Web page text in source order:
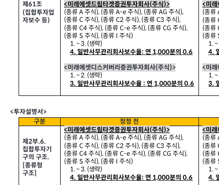
제61조
(집합투자업
자보수 등)
<미래에셋드림타겟증권투자회사(주식)>
(종류 A주식), (종류A-e주식), (종류AG 주식),
(종류C주식), (종류C2 주식), (종류C3 주식),
(종류C4주식), (종류C-e주식), (종류CG 주식),
(종류S주식), (종류 I 주식)
1. ~ 3. (생략)
4.일반사무관리회사보수율:연 1,000분의 0.6
<미래에셋디스커버리증권투자회사(주식)>
1. ~ 2. (생략)
3.일반사무관리회사보수율 :연 1,000분의 0.6
<미
(종류
(종류
(종류
(종류
1.
4.
<미
1.
3.
<투자설명서>
구분
정정 전
제2부.6.
집합투자기
구의 구조.
종류형
구조]
<미래에셋드림타겟증권투자회사(주식)>
(종류 A주식), (종류A-e주식), (종류AG 주식),
(종류C주식), (종류C2 주식), (종류C3 주식),
(종류C4주식), (종류C-e주식), (종류CG 주식),
(종류S주식), (종류 I 주식)
1. ~ 3. (생략)
4.일반사무관리회사보수율:연 1,000분의 0.6
<미
(종류
(종류
(종류
(종류
1.
4.